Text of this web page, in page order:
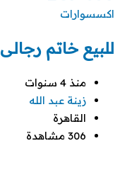
اكسسوارات
للبيع خاتم رجالى
منذ 4 سنوات
زينة عبد الله
القاهرة
306 مشاهدة